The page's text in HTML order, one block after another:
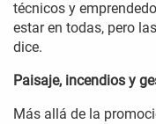
técnicos y
estar en todas, pero
dice.
Paisaje, incendios y
Más allá de la